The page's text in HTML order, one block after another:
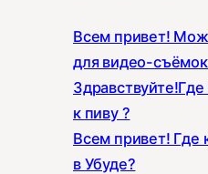
Всем привет!
для видео-
к пиву ?
Всем привет! Где
в Убуде?